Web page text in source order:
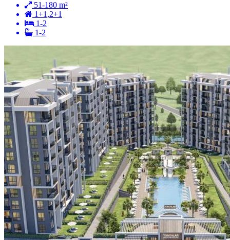
51-180 m²
1+1,2+1
1-2
1-2